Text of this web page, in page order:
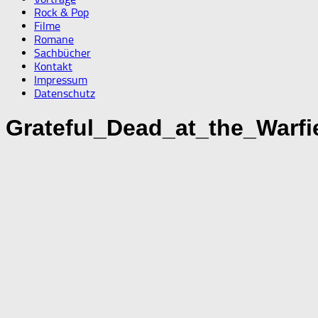
Rock & Pop
Filme
Romane
Sachbücher
Kontakt
Impressum
Datenschutz